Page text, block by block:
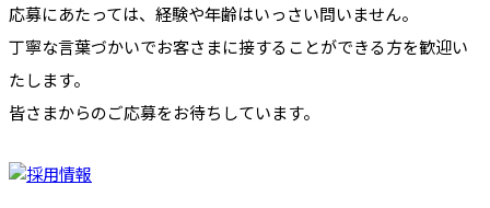
応募にあたっては、経験や年齢はいっさい問いません。
丁寧な言葉づかいでお客さまに接することができる方を歓迎い
たします。
皆さまからのご応募をお待ちしています。